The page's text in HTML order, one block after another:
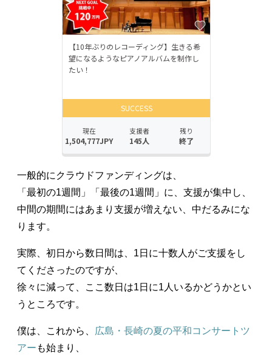
一般的にクラウドファンディングは、
「最初の1週間」「最後の1週間」に、支援が集中し、
中間の期間にはあまり支援が増えない、中だるみにな
ります。
実際、初日から数日間は、1日に十数人がご支援をし
てくださったのですが、
徐々に減って、ここ数日は1日に1人いるかどうかとい
うところです。
僕は、これから、
広島・長崎の夏の平和コンサートツ
アー も始まり、